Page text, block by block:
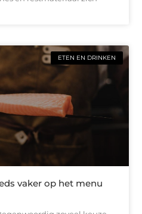
ETEN EN DRINKEN
vaker op het menu